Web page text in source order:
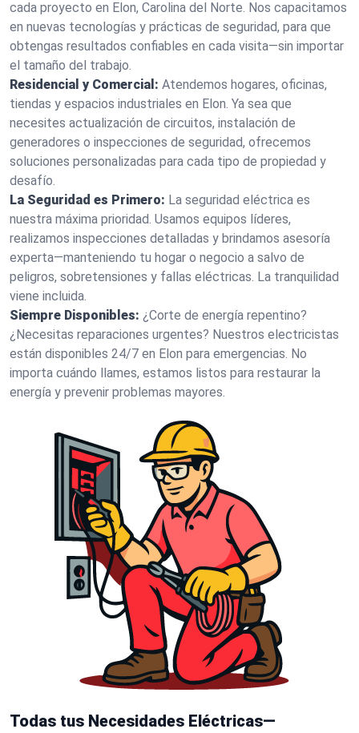
cada proyecto en Elon, Carolina del Norte. Nos capacitamos
en nuevas tecnologías y prácticas de seguridad, para que
obtengas resultados confiables en cada visita—sin importar
el tamaño del trabajo.
Residencial y Comercial: Atendemos hogares, oficinas,
tiendas y espacios industriales en Elon. Ya sea que
necesites actualización de circuitos, instalación de
generadores o inspecciones de seguridad, ofrecemos
soluciones personalizadas para cada tipo de propiedad y
desafío.
La Seguridad es Primero: La seguridad eléctrica es
nuestra máxima prioridad. Usamos equipos líderes,
realizamos inspecciones detalladas y brindamos asesoría
experta—manteniendo tu hogar o negocio a salvo de
peligros, sobretensiones y fallas eléctricas. La tranquilidad
viene incluida.
Siempre Disponibles: ¿Corte de energía repentino?
¿Necesitas reparaciones urgentes? Nuestros electricistas
están disponibles 24/7 en Elon para emergencias. No
importa cuándo llames, estamos listos para restaurar la
energía y prevenir problemas mayores.
Todas tus Necesidades Eléctricas—